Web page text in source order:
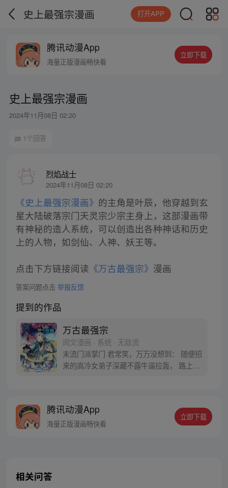
史上最强宗漫画 打开APP
腾讯动漫App
海量正版漫画畅快看
立即下载
史上最强宗漫画
2024年11月08日 02:20
1个回答
烈焰战士
2024年11月08日 02:20
《史上最强宗漫画》 的主角是叶辰，他穿越到玄
星大陆破落宗门天灵宗少宗主身上，这部漫画带
有神秘的造人系统，可以创造出各种神话和历史
上的人物，如剑仙、人神、妖王等。
点击下方链接阅读 《万古最强宗》 漫画
答案问题点击 举报反馈
提到的作品
万古最强宗
阅文漫画 · 系统 · 无敌流
末流门派掌门 君常笑，万万没想到： 随便招
来的高冷女弟子深藏不露牛逼拉轰， 路上闭
苍要我末流门派逆天，挡不住啊
腾讯动漫App
海量正版漫画畅快看
立即下载
相关问答